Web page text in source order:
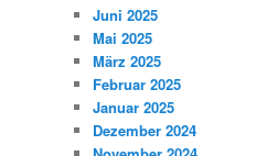
Juni 2025
Mai 2025
März 2025
Februar 2025
Januar 2025
Dezember 2024